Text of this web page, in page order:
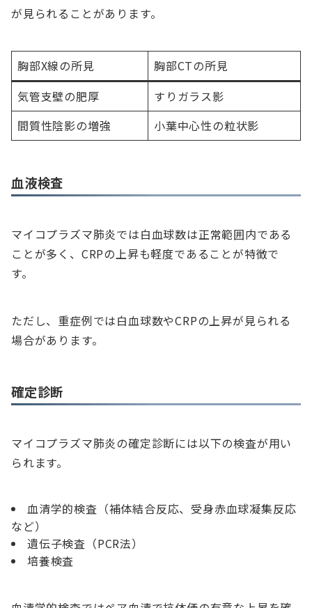
が見られることがあります。
胸部X線の所見
胸部CTの所見
気管支壁の肥厚
すりガラス影
間質性陰影の増強
小葉中心性の粒状影
血液検査
マイコプラズマ肺炎では白血球数は正常範囲内である
ことが多く、CRPの上昇も軽度であることが特徴で
す。
ただし、重症例では白血球数やCRPの上昇が見られる
場合があります。
確定診断
マイコプラズマ肺炎の確定診断には以下の検査が用い
られます。
血清学的検査（補体結合反応、受身赤血球凝集反応
など）
遺伝子検査（PCR法）
培養検査